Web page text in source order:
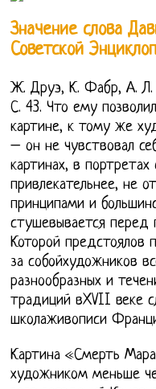
Значение слова
Советской
Ж. Друэ, К. Фабр, А.
С. 43. Что ему
картине, к тому же
– он не чувствовал
картинах, в
привлекательнее, не
принципами и
стушевывается
Которой предстоялов
за собойхудожников
разнообразных и
традиций вXVII веке
школаживописи
Картина «Смерть
художником меньше